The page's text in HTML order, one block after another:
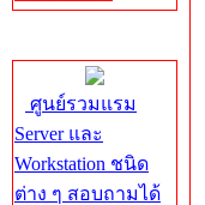
ศูนย์รวมแรม
Server และ
Workstation ชนิด
ต่าง ๆ สอบถามได้